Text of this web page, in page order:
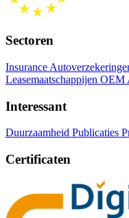
Sectoren
Insurance
Leasemaatschappijen OEM
Interessant
Duurzaamheid Publicaties
Certificaten